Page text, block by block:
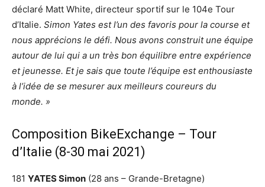
déclaré Matt White, directeur sportif sur le 104e Tour
d’Italie. Simon Yates est l’un des favoris pour la course et
nous apprécions le défi. Nous avons construit une équipe
autour de lui qui a un très bon équilibre entre expérience
et jeunesse. Et je sais que toute l’équipe est enthousiaste
à l’idée de se mesurer aux meilleurs coureurs du
monde. »
Composition BikeExchange – Tour
d’Italie (8-30 mai 2021)
181 YATES Simon (28 ans – Grande-Bretagne)